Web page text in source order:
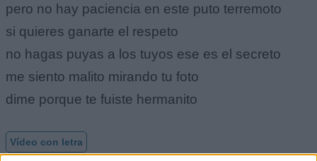
pero no hay paciencia en este puto terremoto
si quieres ganarte el respeto
no hagas puyas a los tuyos ese es el secreto
me siento malito mirando tu foto
dime porque te fuiste hermanito
Vídeo con letra